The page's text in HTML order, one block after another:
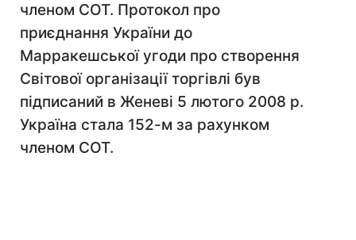
членом СОТ. Протокол про
приєднання України до
Марракешської угоди про створення
Світової організації торгівлі був
підписаний в Женеві 5 лютого 2008 р.
Україна стала 152-м за рахунком
членом СОТ.